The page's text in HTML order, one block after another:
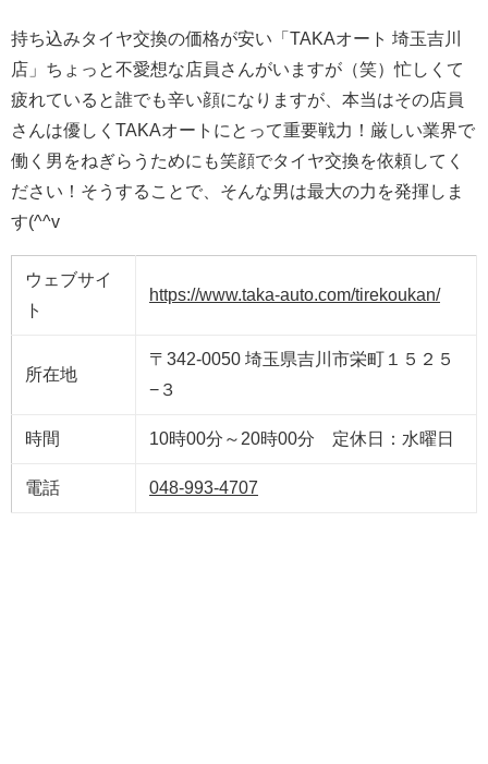
持ち込みタイヤ交換の価格が安い「TAKAオート 埼玉吉川
店」ちょっと不愛想な店員さんがいますが（笑）忙しくて
疲れていると誰でも辛い顔になりますが、本当はその店員
さんは優しくTAKAオートにとって重要戦力！厳しい業界で
働く男をねぎらうためにも笑顔でタイヤ交換を依頼してく
ださい！そうすることで、そんな男は最大の力を発揮しま
す(^^v
ウェブサイ
ト
https://www.taka-auto.com/tirekoukan/
所在地
〒342-0050 埼玉県吉川市栄町１５２５
−３
時間 10時00分～20時00分 定休日：水曜日
電話 048-993-4707